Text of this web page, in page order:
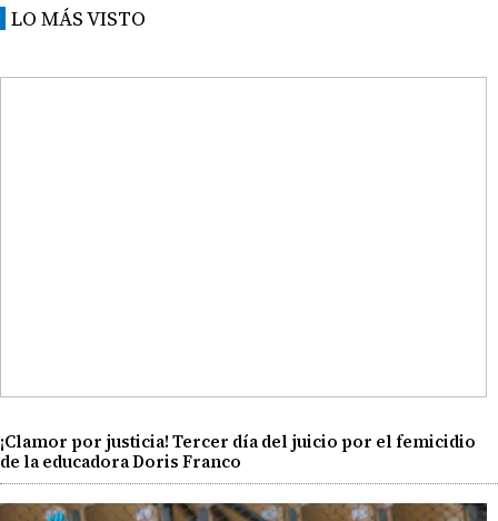
LO MÁS VISTO
¡Clamor por justicia! Tercer día del juicio por el femicidio
de la educadora Doris Franco